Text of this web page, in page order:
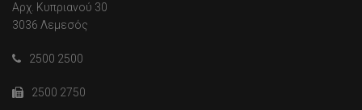
Αρχ. Κυπριανού 30
3036 Λεμεσός
2500 2500
2500 2750